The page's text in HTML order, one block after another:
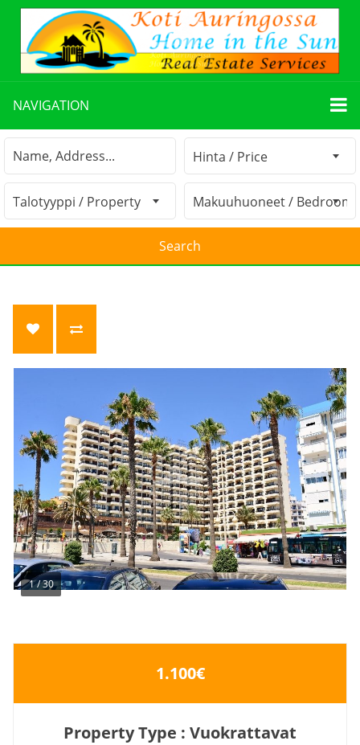
NAVIGATION
1/30
1.100€
Property Type : Vuokrattavat